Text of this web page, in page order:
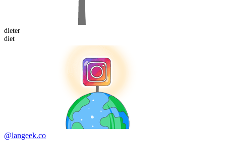
dieter
diet
@langeek.co